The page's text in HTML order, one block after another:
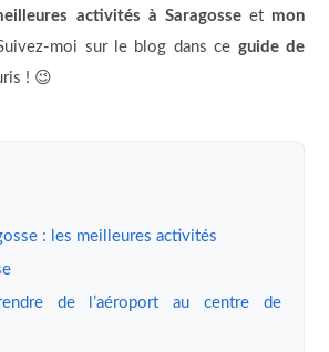
activités à Saragosseet mon
moi sur le blog dans ce guide de
! 😉
: les meilleures activités
de l’aéroport au centre de